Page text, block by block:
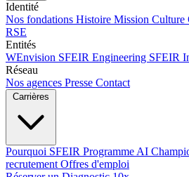
Identité
Nos fondations Histoire Mission Culture
RSE
Entités
WEnvision SFEIR Engineering SFEIR
Réseau
Nos agences Presse Contact
Carrières
Pourquoi SFEIR Programme AI
recrutement Offres d'emploi